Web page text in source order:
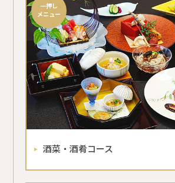
一押し
メニュー
酒菜・酒肴コース